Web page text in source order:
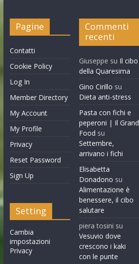
Pagine
Contatti
Cookie Policy
Log In
Member Directory
My Account
My Profile
Privacy
Reset Password
Sign Up
Setting
Cambia
impostazioni
Privacy
Commenti
recenti
Giuseppe su Il cibo
della Quaresima
Gino Cirillo su
Dieta anti-stress
Pasta con fichi e
peperoni | Il Grand
Food su
Settembre,
arrivano i fichi
Elisabetta
Donadono su
Alimentazione è
benessere, il cibo
salutare
piera tosini su
Vesuvio dove
crescono i kaki
con le punte